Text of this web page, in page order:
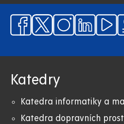
Katedry
Katedra informatiky a
Katedra dopravních